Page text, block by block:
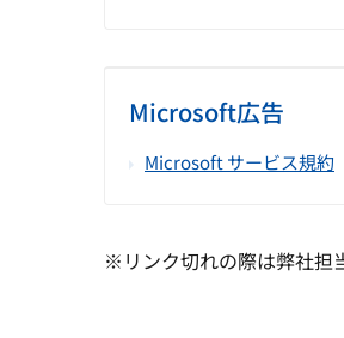
Microsoft広告
Microsoft サービス規約
※リンク切れの際は弊社担